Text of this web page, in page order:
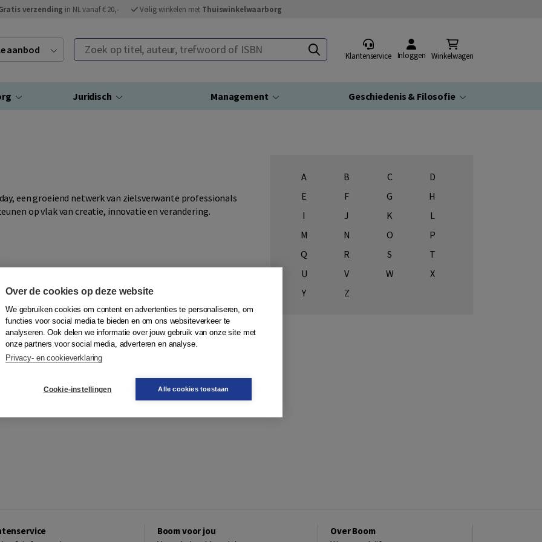
verzending in NL vanaf € 20,- Veilig winkelen met Thuiswinkelwaarborg
aanbod Zoek op titel, auteur, trefwoord of ISBN
Klantenservice Inloggen Winkelwagen
Juridisch Management Geschiedenis & Filosofie
een groeiend netwerk van zielsverwante professionals
op vlak van creatie, innovatie en verandering.
A B C
D
E
F G
H
I
J K
L
M
N O
P
Q
R S
T
U
V W
X
Y
Z
Boom voor jou Over Boom
Over de cookies op deze website
We gebruiken cookies om content en advertenties te personaliseren, om
functies voor social media te bieden en om ons websiteverkeer te
analyseren. Ook delen we informatie over jouw gebruik van onze site met
onze partners voor social media, adverteren en analyse.
Privacy- en cookieverklaring
Cookie-instellingen Alle cookies toestaan